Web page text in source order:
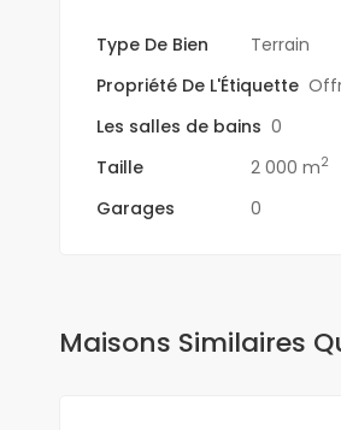
Type De Bien
Terrain
Propriété De L'Étiquette
Les salles de bains 0
Taille
2 000 m2
Garages 0
Maisons Similaires